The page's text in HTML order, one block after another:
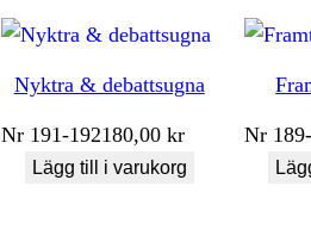
Nyktra & debattsugna
Nr 191-192180,00 kr
Lägg till i varukorg
Nr